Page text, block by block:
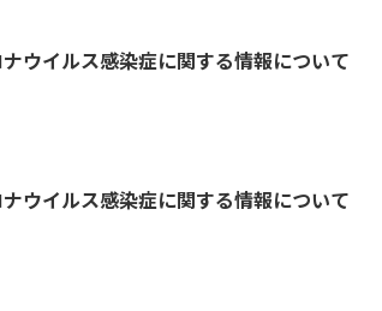
ウイルス感染症に関する情報について
ウイルス感染症に関する情報について